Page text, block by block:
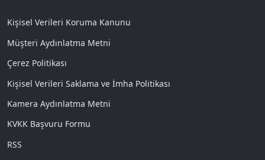
Kişisel Verileri Koruma Kanunu
Müşteri Aydınlatma Metni
Çerez Politikası
Kişisel Verileri Saklama ve İmha Politikası
Kamera Aydınlatma Metni
KVKK Başvuru Formu
RSS